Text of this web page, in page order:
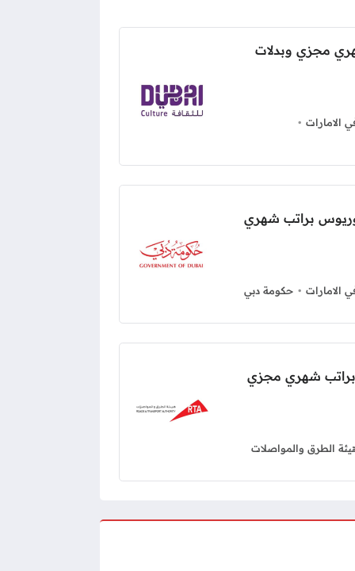
مجزي وبدلات
الامارات
براتب شهري
الامارات حكومة دبي
براتب شهري مجزي
الطرق والمواصلات